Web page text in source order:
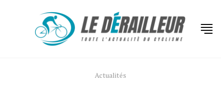
Actualités